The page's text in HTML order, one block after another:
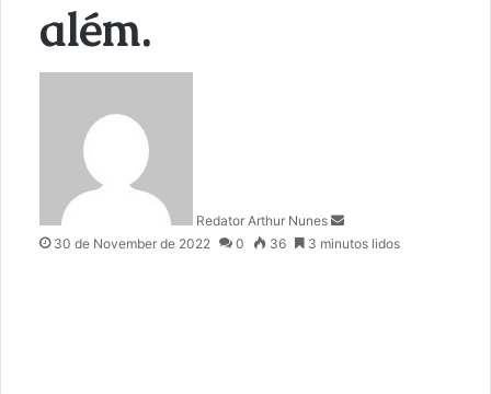
além.
Redator Arthur Nunes
m
30 de November de 2022 0 36 3 minutos lidos